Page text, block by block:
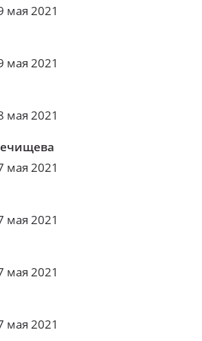
мая 2021
мая 2021
мая 2021
мая 2021
мая 2021
мая 2021
мая 2021